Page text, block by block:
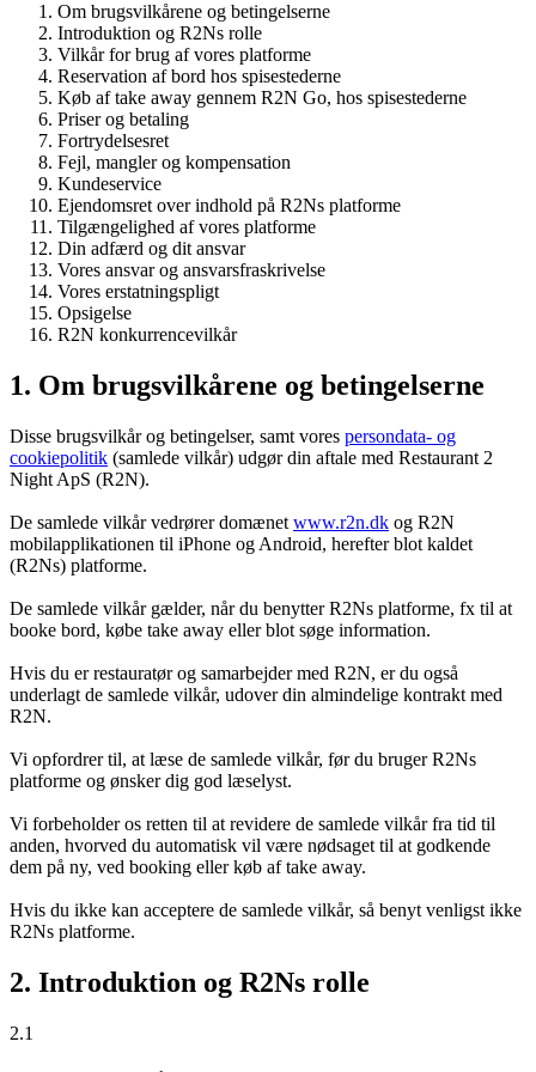
Om brugsvilkårene og betingelserne
Introduktion og R2Ns rolle
Vilkår for brug af vores platforme
Reservation af bord hos spisestederne
Køb af take away gennem R2N Go, hos spisestederne
Priser og betaling
Fortrydelsesret
Fejl, mangler og kompensation
Kundeservice
Ejendomsret over indhold på R2Ns platforme
Tilgængelighed af vores platforme
Din adfærd og dit ansvar
Vores ansvar og ansvarsfraskrivelse
Vores erstatningspligt
Opsigelse
R2N konkurrencevilkår
1. Om brugsvilkårene og betingelserne
Disse brugsvilkår og betingelser, samt vores persondata- og
cookiepolitik (samlede vilkår) udgør din aftale med Restaurant 2
Night ApS (R2N).
De samlede vilkår vedrører domænet www.r2n.dk og R2N
mobilapplikationen til iPhone og Android, herefter blot kaldet
(R2Ns) platforme.
De samlede vilkår gælder, når du benytter R2Ns platforme, fx til at
booke bord, købe take away eller blot søge information.
Hvis du er restauratør og samarbejder med R2N, er du også
underlagt de samlede vilkår, udover din almindelige kontrakt med
R2N.
Vi opfordrer til, at læse de samlede vilkår, før du bruger R2Ns
platforme og ønsker dig god læselyst.
Vi forbeholder os retten til at revidere de samlede vilkår fra tid til
anden, hvorved du automatisk vil være nødsaget til at godkende
dem på ny, ved booking eller køb af take away.
Hvis du ikke kan acceptere de samlede vilkår, så benyt venligst ikke
R2Ns platforme.
2. Introduktion og R2Ns rolle
2.1